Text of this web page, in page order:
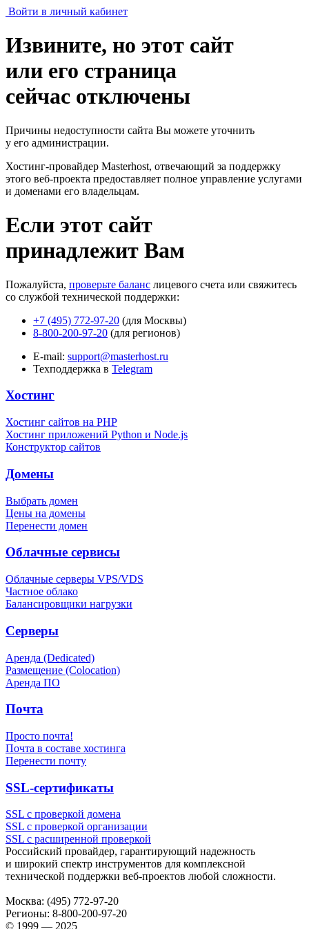
Войти в личный кабинет
Извините, но этот сайт
или его страница
сейчас отключены
Причины недоступности сайта Вы можете уточнить
у его администрации.
Хостинг-провайдер Masterhost, отвечающий за поддержку
этого веб-проекта предоставляет полное управление услугами
и доменами его владельцам.
Если этот сайт
принадлежит Вам
Пожалуйста, проверьте баланс лицевого счета или свяжитесь
со службой технической поддержки:
+7 (495) 772-97-20 (для Москвы)
8-800-200-97-20 (для регионов)
E-mail: support@masterhost.ru
Техподдержка в Telegram
Хостинг
Хостинг сайтов на PHP
Хостинг приложений Python и Node.js
Конструктор сайтов
Домены
Выбрать домен
Цены на домены
Перенести домен
Облачные сервисы
Облачные серверы VPS/VDS
Частное облако
Балансировщики нагрузки
Серверы
Аренда (Dedicated)
Размещение (Colocation)
Аренда ПО
Почта
Просто почта!
Почта в составе хостинга
Перенести почту
SSL-сертификаты
SSL с проверкой домена
SSL с проверкой организации
SSL с расширенной проверкой
Российский провайдер, гарантирующий надежность
и широкий спектр инструментов для комплексной
технической поддержки веб-проектов любой сложности.
Москва: (495) 772-97-20
Регионы: 8-800-200-97-20
© 1999 — 2025